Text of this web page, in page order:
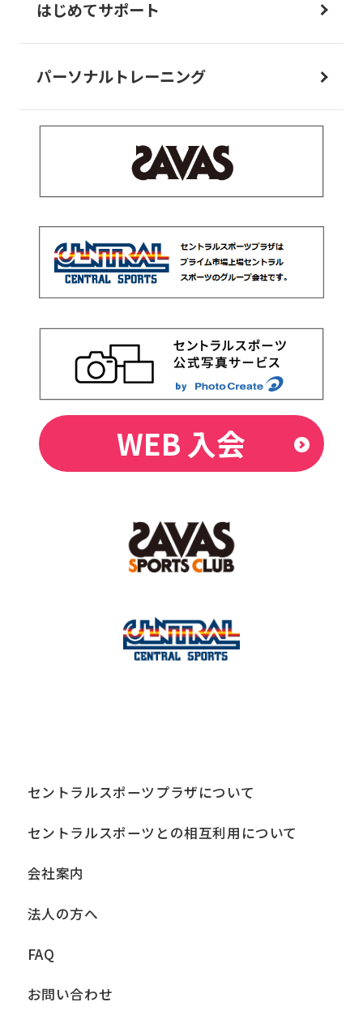
はじめてサポート
パーソナルトレーニング
WEB 入会
セントラルスポーツプラザについて
セントラルスポーツとの相互利用について
会社案内
法人の方へ
FAQ
お問い合わせ